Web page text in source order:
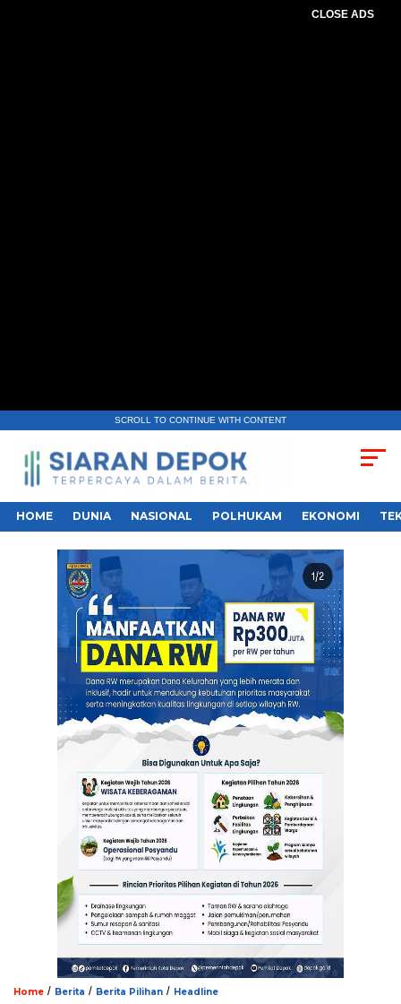
CLOSE ADS
SCROLL TO CONTINUE WITH CONTENT
HOME DUNIA NASIONAL POLHUKAM EKONOMI
Home / Berita / Berita Pilihan / Headline